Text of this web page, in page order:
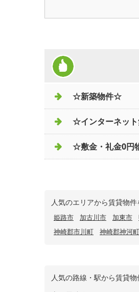
☆新築物件☆
☆インターネッ
☆敷金・礼金0円
人気のエリアから賃貸物件
姫路市 加古川市 加東市
神崎郡市川町
神崎郡神河町
人気の路線・駅から賃貸